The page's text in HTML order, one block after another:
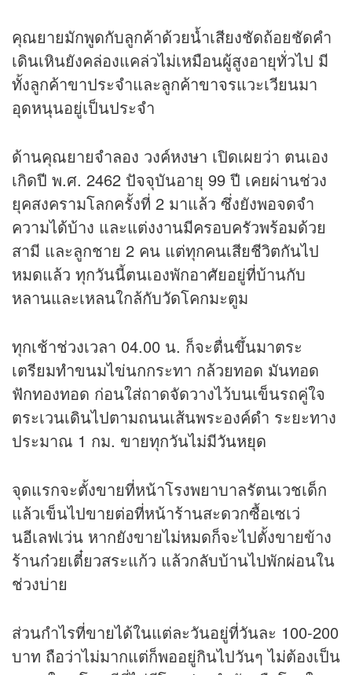
คุณยายมักพูดกับลูกค้าด้วยน้ำเสียงชัดถ้อยชัดคำ
เดินเหินยังคล่องแคล่วไม่เหมือนผู้สูงอายุทั่วไป มี
ทั้งลูกค้าขาประจำและลูกค้าขาจรแวะเวียนมา
อุดหนุนอยู่เป็นประจำ
ด้านคุณยายจำลอง วงค์หงษา เปิดเผยว่า ตนเอง
เกิดปี พ.ศ. 2462 ปัจจุบันอายุ 99 ปี เคยผ่านช่วง
ยุคสงครามโลกครั้งที่ 2 มาแล้ว ซึ่งยังพอจดจำ
ความได้บ้าง และแต่งงานมีครอบครัวพร้อมด้วย
สามี และลูกชาย 2 คน แต่ทุกคนเสียชีวิตกันไป
หมดแล้ว ทุกวันนี้ตนเองพักอาศัยอยู่ที่บ้านกับ
หลานและเหลนใกล้กับวัดโคกมะตูม
ทุกเช้าช่วงเวลา 04.00 น. ก็จะตื่นขึ้นมาตระ
เตรียมทำขนมไข่นกกระทา กล้วยทอด มันทอด
ฟักทองทอด ก่อนใส่ถาดจัดวางไว้บนเข็นรถคู่ใจ
ตระเวนเดินไปตามถนนเส้นพระองค์ดำ ระยะทาง
ประมาณ 1 กม. ขายทุกวันไม่มีวันหยุด
จุดแรกจะตั้งขายที่หน้าโรงพยาบาลรัตนเวชเด็ก
แล้วเข็นไปขายต่อที่หน้าร้านสะดวกซื้อเซเว่
นอีเลฟเว่น หากยังขายไม่หมดก็จะไปตั้งขายข้าง
ร้านก๋วยเตี๋ยวสระแก้ว แล้วกลับบ้านไปพักผ่อนใน
ช่วงบ่าย
ส่วนกำไรที่ขายได้ในแต่ละวันอยู่ที่วันละ 100-200
บาท ถือว่าไม่มากแต่ก็พออยู่กินไปวันๆ ไม่ต้องเป็น